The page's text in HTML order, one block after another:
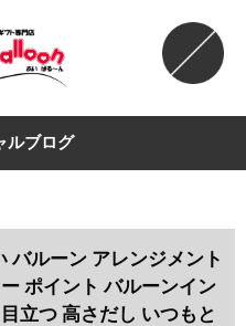
ルブログ
バルーン アレンジメント
ポイント バルーンイン
立つ 高さだし いつもと